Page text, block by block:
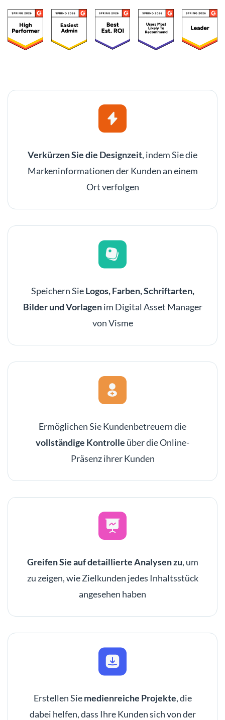
Verkürzen Sie die Designzeit, indem Sie die
Markeninformationen der Kunden an einem
Ort verfolgen
Speichern SieLogos, Farben, Schriftarten,
Bilder und Vorlagenim Digital Asset Manager
von Visme
Ermöglichen Sie Kundenbetreuern die
vollständige Kontrolle über die Online-
Präsenz ihrer Kunden
Greifen Sie auf detaillierte Analysen zu, um
zu zeigen, wie Zielkunden jedes Inhaltsstück
angesehen haben
Erstellen Siemedienreiche Projekte, die
dabei helfen, dass Ihre Kunden sich von der